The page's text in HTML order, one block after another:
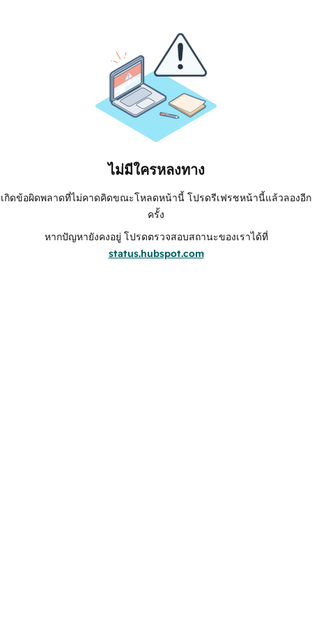
ไม่มีใครหลงทาง
เกิดข้อผิดพลาดที่ไม่คาดคิดขณะโหลดหน้านี้ โปรดรีเฟรชหน้านี้แล้วลองอีก
ครั้ง
หากปัญหายังคงอยู่ โปรดตรวจสอบสถานะของเราได้ที่
status.hubspot.com